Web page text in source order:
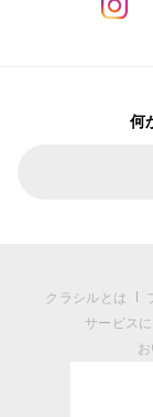
何
クラシルとは
サービス